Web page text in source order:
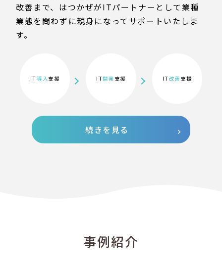
改善まで、はつかぜがITパートナーとして業種
業態を問わずに親身になってサポートいたしま
す。
IT導入 支援 IT開発 支援 IT改善 支援
続きを見る
事例紹介